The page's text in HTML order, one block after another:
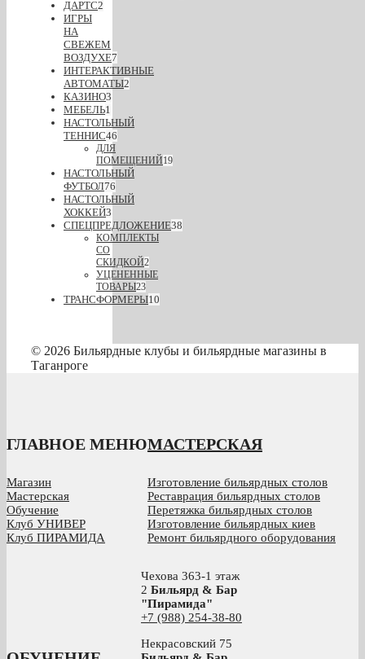
ДАРТС2
ИГРЫ
НА
СВЕЖЕМ
ВОЗДУХЕ7
ИНТЕРАКТИВНЫЕ
АВТОМАТЫ2
КАЗИНО3
МЕБЕЛЬ1
НАСТОЛЬНЫЙ
ТЕННИС46
ДЛЯ
ПОМЕЩЕНИЙ19
НАСТОЛЬНЫЙ
ФУТБОЛ76
НАСТОЛЬНЫЙ
ХОККЕЙ3
СПЕЦПРЕДЛОЖЕНИЕ38
КОМПЛЕКТЫ
СО
СКИДКОЙ2
УЦЕНЕННЫЕ
ТОВАРЫ23
ТРАНСФОРМЕРЫ10
© 2026 Бильярдные клубы и бильярдные магазины в
Таганроге
ГЛАВНОЕ МЕНЮ
Магазин
Мастерская
Обучение
Клуб УНИВЕР
Клуб ПИРАМИДА
МАСТЕРСКАЯ
Изготовление бильярдных столов
Реставрация бильярдных столов
Перетяжка бильярдных столов
Изготовление бильярдных киев
Ремонт бильярдного оборудования
Чехова 363-1 этаж
2 Бильярд & Бар
"Пирамида"
+7 (988) 254-38-80
Некрасовский 75